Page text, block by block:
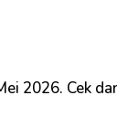
2026. Cek